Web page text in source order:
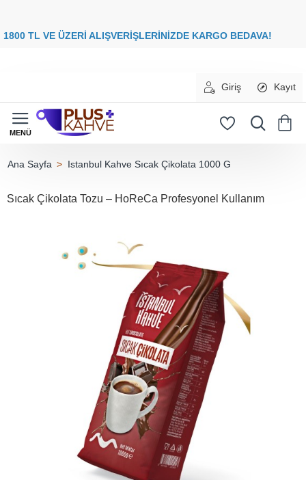
00 TL VE ÜZERİ ALIŞVERİŞLERİNİZDE KARGO
Giriş Kayıt
Istanbul Kahve Sıcak Çikolata 1000 G
Sıcak Çikolata Tozu – HoReCa Profesyonel Kullanım